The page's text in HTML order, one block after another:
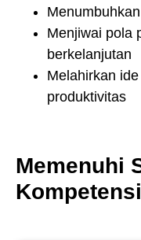
Menjiwai pola
berkelanjutan
Melahirkan
produktivitas
Memenuhi